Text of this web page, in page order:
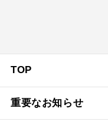
TOP
重要なお知らせ